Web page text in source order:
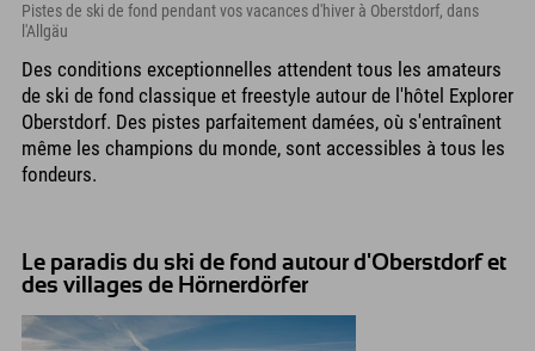
Pistes de ski de fond pendant vos vacances d'hiver à Oberstdorf, dans
l'Allgäu
Des conditions exceptionnelles attendent tous les amateurs
de ski de fond classique et freestyle autour de l'hôtel Explorer
Oberstdorf. Des pistes parfaitement damées, où s'entraînent
même les champions du monde, sont accessibles à tous les
fondeurs.
Le paradis du ski de fond autour d'Oberstdorf et
des villages de Hörnerdörfer